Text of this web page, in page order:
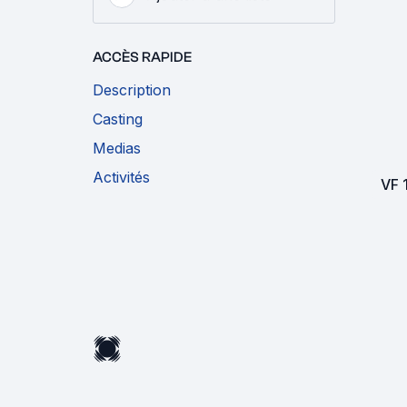
ACCÈS RAPIDE
Description
Casting
Medias
Activités
VF 1